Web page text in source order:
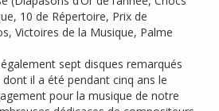
10 de Répertoire, Prix de
Victoires de la Musique, Palme
sept disques remarqués
il a été pendant cinq ans le
pour la musique de notre